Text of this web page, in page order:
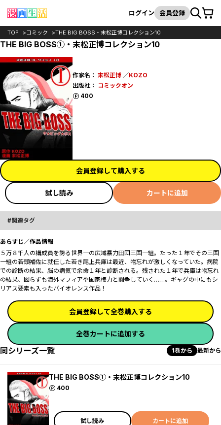
検索
ログイン 会員登録カート
TOP コミック THE BIG BOSS・末松正博コレクション10
THE BIG BOSS①・末松正博コレクション10
作家名： 末松正博／KOZO
出版社：
コミックオン
400
ポイント
会員登録して購入する
試し読み カートに追加
関連タグ
あらすじ／作品情報
５万８千人の構成員を誇る世界一の広域暴力田団――三国一組。たった１年でその三国
一組の若頭補佐に就任した若き尾上兵庫は最近、物忘れが激しくなっていた。病院
での診断の結果、脳の病気で余命１年と診断される。残された１年で兵庫は物忘れ
の結果、図らずも海外マフィアや国家権力と闘争していく……。ギャグの中にもシ
リアス要素も入ったバイオレンス作品！
会員登録して全巻購入する
全巻カートに追加する
同シリーズ一覧 1巻から 最新から
THE BIG BOSS①・末松正博コレクション10
400
ポイント
試し読み カートに追加